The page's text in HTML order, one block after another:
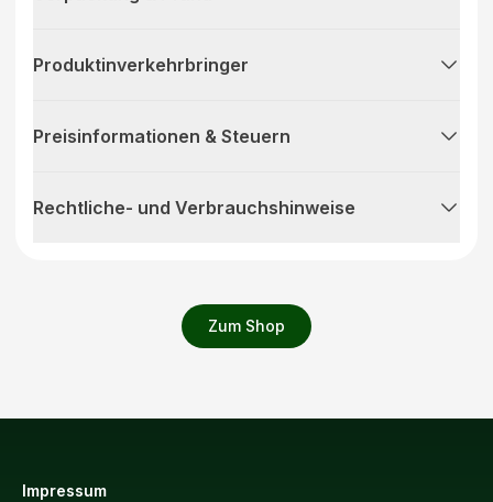
Zum Shop
Produktinverkehrbringer
Preisinformationen & Steuern
Rechtliche- und Verbrauchshinweise
Impressum